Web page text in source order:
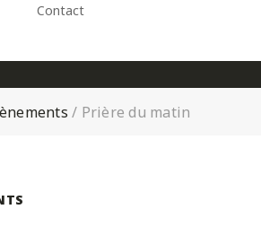
Contact
/ Prière du matin